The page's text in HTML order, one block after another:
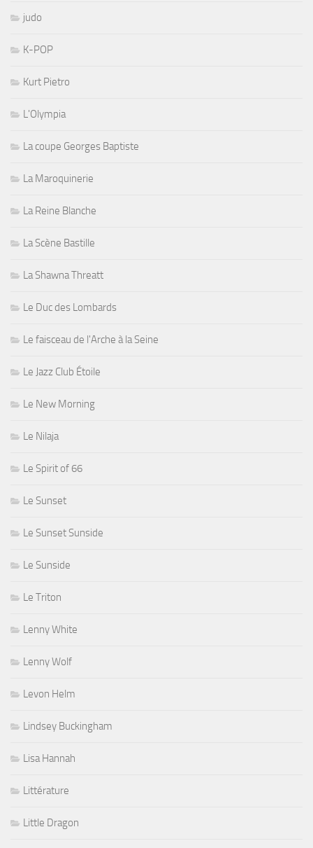
judo
K-POP
Kurt Pietro
L'Olympia
La coupe Georges Baptiste
La Maroquinerie
La Reine Blanche
La Scène Bastille
La Shawna Threatt
Le Duc des Lombards
Le faisceau de l'Arche à la Seine
Le Jazz Club Étoile
Le New Morning
Le Nilaja
Le Spirit of 66
Le Sunset
Le Sunset Sunside
Le Sunside
Le Triton
Lenny White
Lenny Wolf
Levon Helm
Lindsey Buckingham
Lisa Hannah
Littérature
Little Dragon